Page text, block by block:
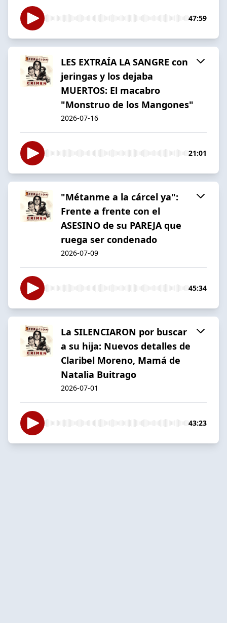
47:59
LES EXTRAÍA LA SANGRE con
jeringas y los dejaba
MUERTOS: El macabro
"Monstruo de los Mangones"
2026-07-16
21:01
"Métanme a la cárcel ya":
Frente a frente con el
ASESINO de su PAREJA que
ruega ser condenado
2026-07-09
45:34
La SILENCIARON por buscar
a su hija: Nuevos detalles de
Claribel Moreno, Mamá de
Natalia Buitrago
2026-07-01
43:23